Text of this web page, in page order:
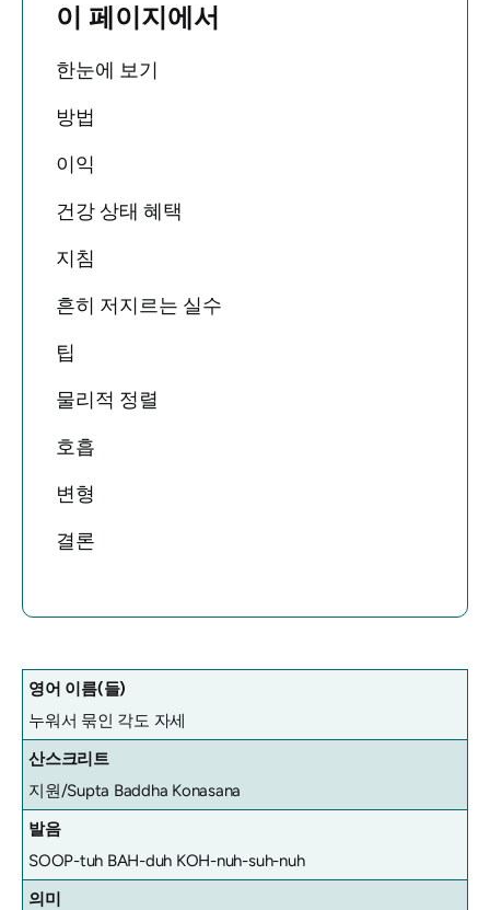
이 페이지에서
한눈에 보기
방법
이익
건강 상태 혜택
지침
흔히 저지르는 실수
팁
물리적 정렬
호흡
변형
결론
영어 이름(들)
누워서 묶인 각도 자세
산스크리트
지원/Supta Baddha Konasana
발음
SOOP-tuh BAH-duh KOH-nuh-suh-nuh
의미